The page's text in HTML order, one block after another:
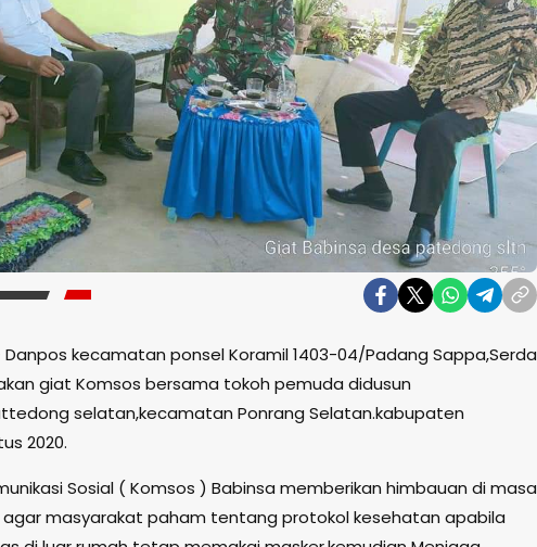
Danpos kecamatan ponsel Koramil 1403-04/Padang Sappa,Serda
giat Komsos bersama tokoh pemuda didusun
selatan,kecamatan Ponrang Selatan.kabupaten
2020.
Sosial ( Komsos ) Babinsa memberikan himbauan di masa
agar masyarakat paham tentang protokol kesehatan apabila